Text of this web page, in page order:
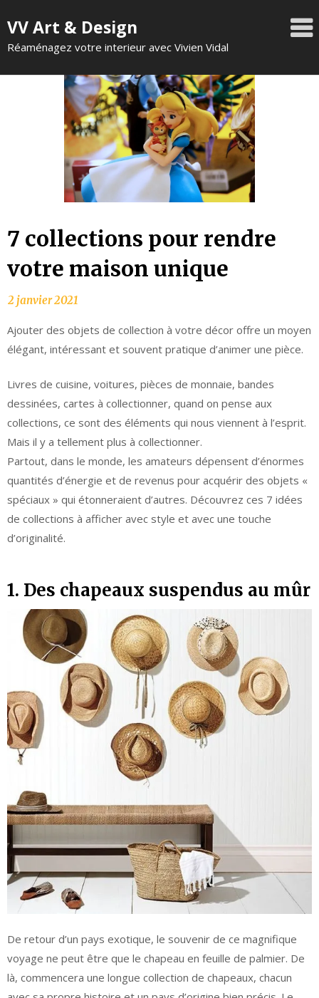
VV Art & Design
Réaménagez votre interieur avec Vivien Vidal
7 collections pour rendre
votre maison unique
Ajouter des objets de collection à votre décor offre un moyen
élégant, intéressant et souvent pratique d’animer une pièce.
Livres de cuisine, voitures, pièces de monnaie, bandes
dessinées, cartes à collectionner, quand on pense aux
collections, ce sont des éléments qui nous viennent à l’esprit.
Mais il y a tellement plus à collectionner.
Partout, dans le monde, les amateurs dépensent d’énormes
quantités d’énergie et de revenus pour acquérir des objets «
spéciaux » qui étonneraient d’autres. Découvrez ces 7 idées
de collections à afficher avec style et avec une touche
d’originalité.
1. Des chapeaux suspendus au mûr
De retour d’un pays exotique, le souvenir de ce magnifique
voyage ne peut être que le chapeau en feuille de palmier. De
là, commencera une longue collection de chapeaux, chacun